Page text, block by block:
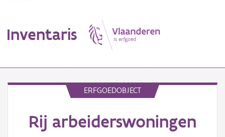
Inventaris
Erfgoedobject
ERFGOEDOBJECT
Rij arbeiderswoningen